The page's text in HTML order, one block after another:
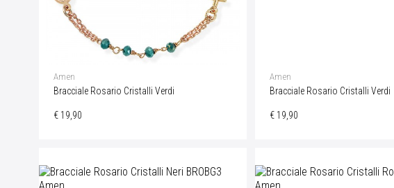
Amen
Bracciale Rosario Cristalli Verdi
€ 19,90
Amen
Bracciale Rosario Cristalli Verdi
€ 19,90